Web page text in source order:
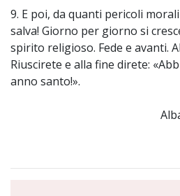
9. E poi, da quanti pericoli
salva! Giorno per giorno si
spirito religioso. Fede e avanti.
Riuscirete e alla fine direte:
anno santo!».